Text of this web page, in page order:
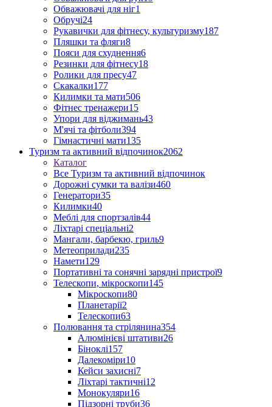
Обважювачі для ніг1
Обручі24
Рукавички для фітнесу, культуризму187
Пляшки та фляги8
Пояси для схуднення6
Резинки для фітнесу18
Ролики для пресу47
Скакалки177
Килимки та мати506
Фітнес тренажери15
Упори для віджимань43
М'ячі та фітболи394
Гімнастичні мати135
Туризм та активний відпочинок2062
Каталог
Все Туризм та активний відпочинок
Дорожні сумки та валізи460
Генератори35
Килимки40
Меблі для спортзалів44
Ліхтарі спеціальні2
Мангали, барбекю, гриль9
Метеоприлади235
Намети129
Портативні та сонячні зарядні пристрої9
Телескопи, мікроскопи145
Мікроскопи80
Планетарії2
Телескопи63
Полювання та стрілянина354
Алюмінієві штативи26
Біноклі157
Далекоміри10
Кейси захисні7
Ліхтарі тактичні12
Монокуляри16
Підзорні труби36